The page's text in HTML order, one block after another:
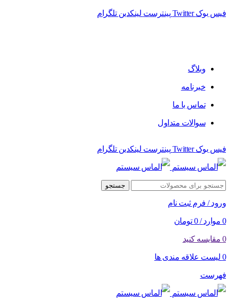
فیس بوک Twitter پینترست لینکدین تلگرام
وبلاگ
خبرنامه
تماس با ما
سوالات متداول
فیس بوک Twitter پینترست لینکدین تلگرام
جستجو
ورود / فرم ثبت نام
0 موارد /
0 تومان
0 مقایسه کنید
0 لیست علاقه مندی ها
فهرست